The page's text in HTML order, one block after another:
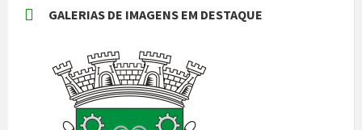
GALERIAS DE IMAGENS EM DESTAQUE